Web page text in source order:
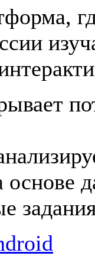
основе